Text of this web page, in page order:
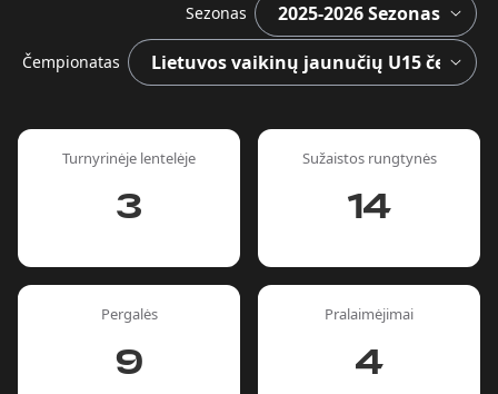
Sezonas
Čempionatas
Turnyrinėje lentelėje
3
Sužaistos rungtynės
14
Pergalės
9
Pralaimėjimai
4